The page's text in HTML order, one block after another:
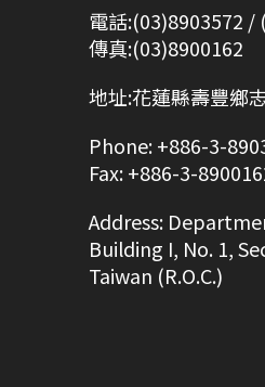
電話:(03)8903572 /
傳真:(03)8900162
地址:花蓮縣壽豐鄉
Phone: +886-3-
Fax: +886-3-
Address:
Building I, No. 1,
Taiwan (R.O.C.)